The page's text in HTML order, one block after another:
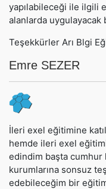
yapılabileceği ile ilgili
alanlarda uygulayacak
Teşekkürler Arı Blgi
Emre SEZER
İleri exel eğitimine
hemde ileri exel
edindim başta cumhur
kurumlarına sonsuz
edebileceğim bir